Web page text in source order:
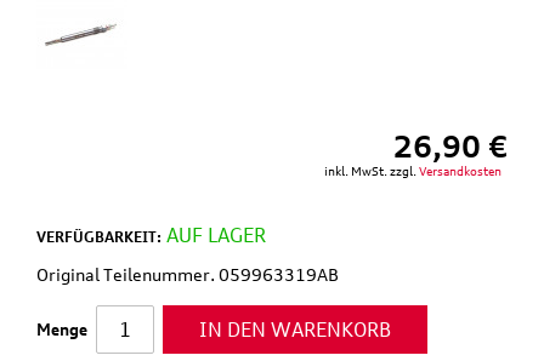
26,90 €
inkl. MwSt. zzgl. Versandkosten
VERFÜGBARKEIT: AUF LAGER
Original Teilenummer. 059963319AB
Menge IN DEN WARENKORB